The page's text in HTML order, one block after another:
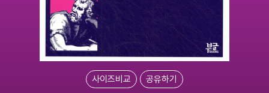
사이즈비교 공유하기